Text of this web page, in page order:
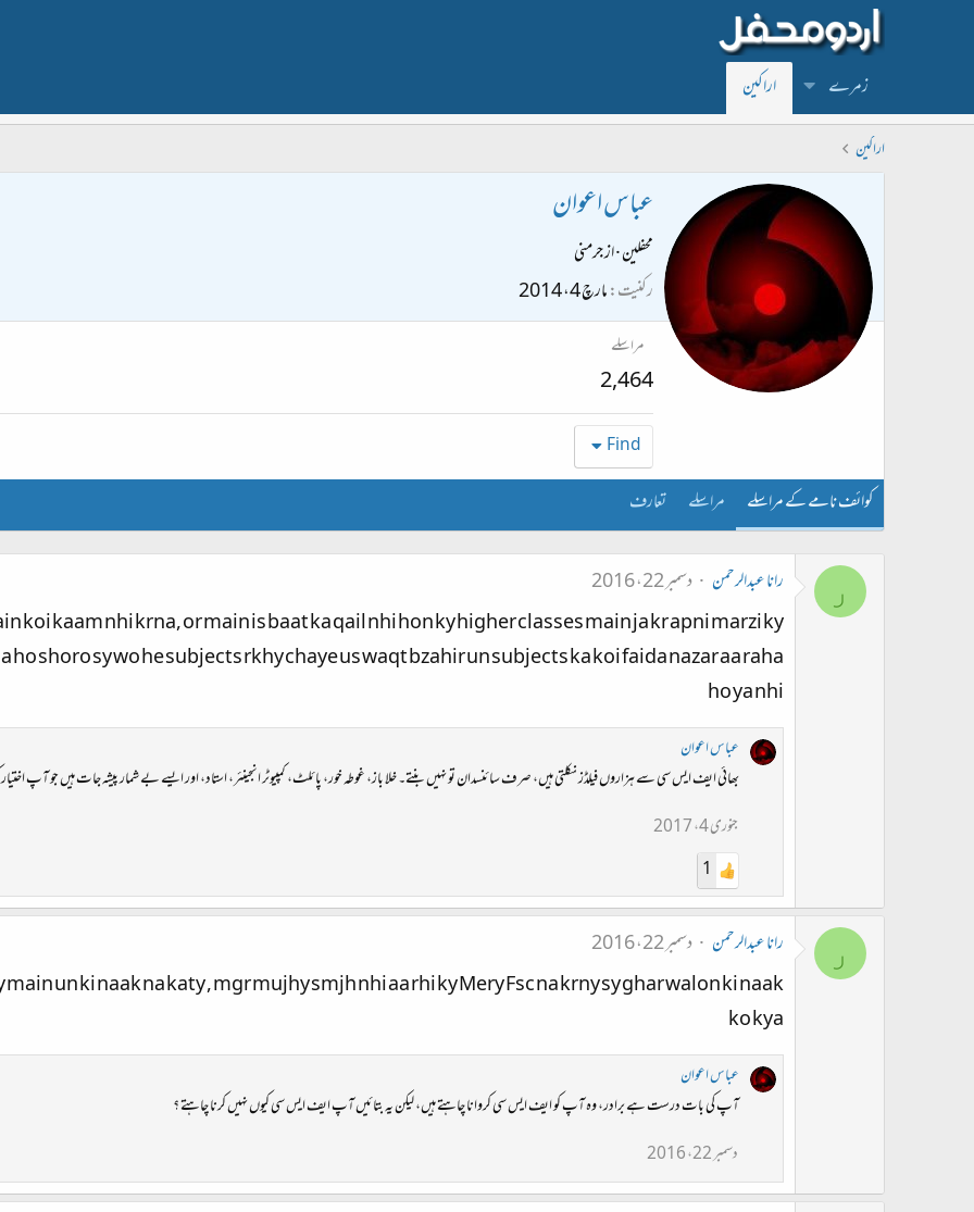
زمرے اراکین
اراکین
عباس اعوان
محفلین·ازجرمنی
رکنیت مارچ 4، 2014
مراسلے
2,464
Find
کوائف نامے کے مراسلے مراسلے تعارف
ر رانا عبدالرحمن
دسمبر 22، 2016
koi kaam nhi krna, or main is baat ka qail nhi hon ky higher classes main ja kr apni marzi ky
shoro sy wo he subjects rkhy chaye us waqt bzahir un subjects ka koi faida nazar aa raha
ho ya nhi
عباس اعوان
بھائی ایف ایس سی سے ہزاروں فیلڈز نکلتی ہیں، صرف سائنسدان تو نہیں بنتے۔ خلا باز، غوطہ خور، پائلٹ، کمپیوٹر انجینئر، استاد، اور ایسے بے شمار پیشہ جات ہیں جو آپ
جنوری 4، 2017
1
ر رانا عبدالرحمن
دسمبر 22، 2016
un ki naak na katy , mgr mujhy smjh nhi aa rhi ky Mery Fsc na krny sy ghar walon ki naak
ko kya
عباس اعوان
آپ کی بات درست ہے برادر، وہ آپ کو ایف ایس سی کروانا چاہتے ہیں، لیکن یہ بتائیں آپ ایف ایس سی کیوں نہیں کرنا چاہتے ؟
دسمبر 22، 2016